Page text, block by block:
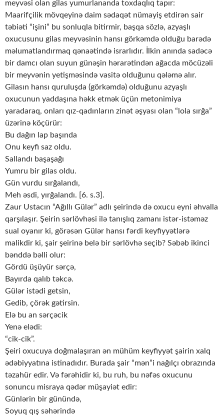
meyvəsi olan gilas yumurlananda toxdaqlıq tapır:
Maarifçilik mövqeyinə daim sədaqət nümayiş etdirən sair
təbiəti “işini” bu sonluqla bitirmir, başqa sözlə, azyaşlı
oxucusunu gilas meyvəsinin hansı görkəmdə olduğu barədə
məlumatlandırmaq qənaətində israrlıdır. İlkin anında sadəcə
bir damcı olan suyun günəşin hərarətindən ağacda möcüzəli
bir meyvənin yetişməsində vasitə olduğunu qələmə alır.
Gilasın hansı quruluşda (görkəmdə) olduğunu azyaşlı
oxucunun yaddaşına həkk etmək üçün metonimiya
yaradaraq, onları qız-qadınların zinət əşyası olan “lola sırğa”
üzərinə köçürür:
Bu dağın lap başında
Onu keyfi saz oldu.
Sallandı başaşağı
Yumru bir gilas oldu.
Gün vurdu sırğalandı,
Meh əsdi, yırğalandı. [6. s.3].
Zaur Ustacın “Ağıllı Gülər” adlı şeirində də oxucu eyni əhvalla
qarşılaşır. Şeirin sərlövhəsi ilə tanışlıq zamanı istər-istəməz
sual oyanır ki, görəsən Gülər hansı fərdi keyfiyyətlərə
malikdir ki, şair şeirinə belə bir sərlövhə seçib? Səbəb ikinci
bənddə bəlli olur:
Gördü üşüyür sərçə,
Bayırda qalıb təkcə.
Gülər istədi getsin,
Gedib, çörək gətirsin.
Elə bu an sərçəcik
Yenə elədi:
“cik-cik”.
Şeiri oxucuya doğmalaşıran ən mühüm keyfiyyət şairin xalq
ədəbiyyatına istinadıdır. Burada şair “mən”i nağılçı obrazında
təzahür edir. Və fərəhidir ki, bu ruh, bu nəfəs oxucunu
sonuncu misraya qədər müşayiət edir:
Günlərin bir günündə,
Soyuq qış səhərində